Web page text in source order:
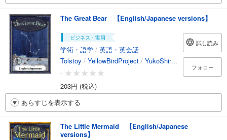
The Great Bear 【English/Japanese versions】
ビジネス・実用
学術・語学 / 英語・英会話
Tolstoy / YellowBirdProject / YukoShirai / TaitoSasaki
-
203円 (税込)
試し読み
フォロー
あらすじを表示する
The Little Mermaid 【English/Japanese
versions】